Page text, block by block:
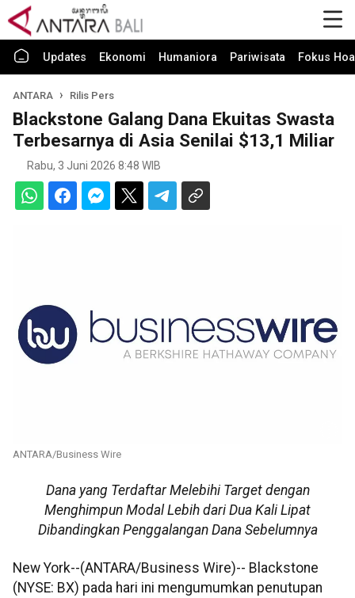
Updates Ekonomi Humaniora Pariwisata Fokus
ANTARA Rilis Pers
Blackstone Galang Dana Ekuitas Swasta
Terbesarnya di Asia Senilai $13,1 Miliar
Rabu, 3 Juni 2026 8:48 WIB
ANTARA/Business Wire
Dana yang Terdaftar Melebihi Target dengan
Menghimpun Modal Lebih dari Dua Kali Lipat
Dibandingkan Penggalangan Dana Sebelumnya
New York--(ANTARA/Business Wire)-- Blackstone
(NYSE: BX) pada hari ini mengumumkan penutupan